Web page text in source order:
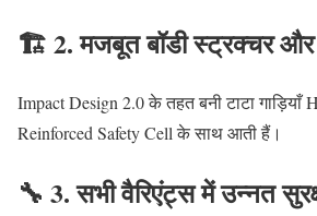
🏗️ 2. मजबूत बॉडी स्ट्रक्चर और
Impact Design 2.0 के तहत बनी टाटा गाड़ियाँ
Reinforced Safety Cell के साथ आती हैं।
🔧 3. सभी वैरिएंट्स में उन्नत